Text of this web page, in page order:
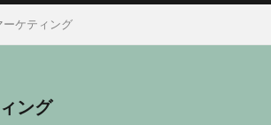
ーケティング
ング